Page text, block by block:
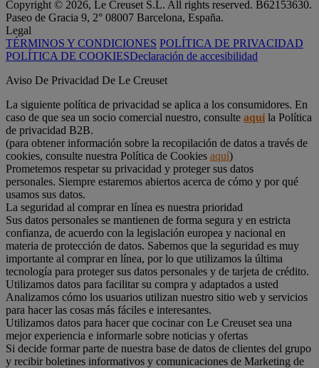
Copyright © 2026, Le Creuset S.L. All rights reserved. B62153630.
Paseo de Gracia 9, 2° 08007 Barcelona, España.
Legal
TÉRMINOS Y CONDICIONES POLÍTICA DE PRIVACIDAD
POLÍTICA DE COOKIESDeclaración de accesibilidad
Aviso De Privacidad De Le Creuset
La siguiente política de privacidad se aplica a los consumidores. En
caso de que sea un socio comercial nuestro, consulte aquíla Política
de privacidad B2B.
(para obtener información sobre la recopilación de datos a través de
cookies, consulte nuestra Política de Cookies aquí)
Prometemos respetar su privacidad y proteger sus datos
personales. Siempre estaremos abiertos acerca de cómo y por qué
usamos sus datos.
La seguridad al comprar en línea es nuestra prioridad
Sus datos personales se mantienen de forma segura y en estricta
confianza, de acuerdo con la legislación europea y nacional en
materia de protección de datos. Sabemos que la seguridad es muy
importante al comprar en línea, por lo que utilizamos la última
tecnología para proteger sus datos personales y de tarjeta de crédito.
Utilizamos datos para facilitar su compra y adaptados a usted
Analizamos cómo los usuarios utilizan nuestro sitio web y servicios
para hacer las cosas más fáciles e interesantes.
Utilizamos datos para hacer que cocinar con Le Creuset sea una
mejor experiencia e informarle sobre noticias y ofertas
Si decide formar parte de nuestra base de datos de clientes del grupo
y recibir boletines informativos y comunicaciones de Marketing de